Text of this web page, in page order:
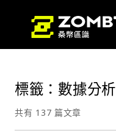
標籤：數據分析
共有 137 篇文章